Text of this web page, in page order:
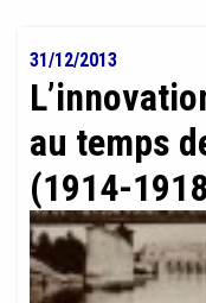
and Bus), les
l'image-cinéma
rencontres sont
Fabrique de
n'intervient qu'à
commémorations
Guerre Mondiale.
proposons
31/12/2013
au temps
(1914-